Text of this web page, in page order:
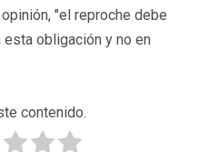
"el reproche debe
obligación y no en
contenido.